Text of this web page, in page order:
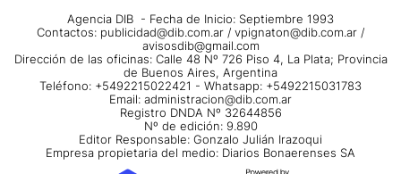
Agencia DIB - Fecha de Inicio: Septiembre 1993
Contactos: publicidad@dib.com.ar / vpignaton@dib.com.ar /
avisosdib@gmail.com
Dirección de las oficinas: Calle 48 Nº 726 Piso 4, La Plata; Provincia
de Buenos Aires, Argentina
Teléfono: +5492215022421 - Whatsapp: +5492215031783
Email: administracion@dib.com.ar
Registro DNDA Nº 32644856
Nº de edición: 9.890
Editor Responsable: Gonzalo Julián Irazoqui
Empresa propietaria del medio: Diarios Bonaerenses SA